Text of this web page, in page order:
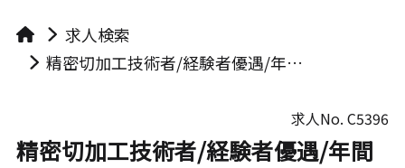
求人検索
精密切加工技術者/経験者優遇/年間休日120日以上・残業僅少ワークライフバランス◎
求人No.C5396
精密切加工技術者/経験者優遇/年間